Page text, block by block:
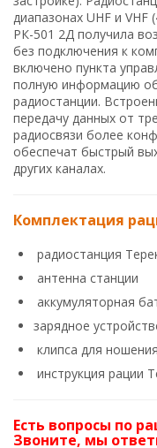
диапазонах UHF и
РК-501 2Д получила
без подключения к
включено пункта
полную информацию
радиостанции.
передачу данных от
радиосвязи более
обеспечат быстрый
других каналах.
Комплектация
радиостанция
антенна станции
аккумуляторная
зарядное
клипса для
инструкция рации
Есть вопросы по
Звоните, мы